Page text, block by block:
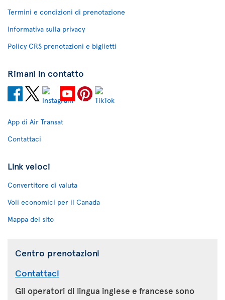
Termini e condizioni di prenotazione
Informativa sulla privacy
Policy CRS prenotazioni e biglietti
Rimani in contatto
App di Air Transat
Contattaci
Link veloci
Convertitore di valuta
Voli economici per il Canada
Mappa del sito
Centro prenotazioni
Contattaci
Gli operatori di lingua inglese e francese sono